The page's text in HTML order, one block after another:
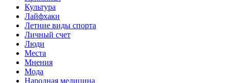
Культура
Лайфхаки
Летние виды спорта
Личный счет
Люди
Места
Мнения
Мода
Народная медицина